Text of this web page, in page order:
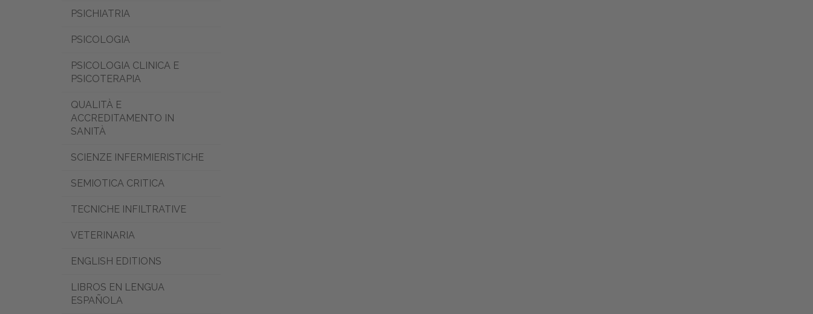
PSICHIATRIA
PSICOLOGIA
PSICOLOGIA CLINICA E
PSICOTERAPIA
QUALITÀ E
ACCREDITAMENTO IN
SANITÀ
SCIENZE INFERMIERISTICHE
SEMIOTICA CRITICA
TECNICHE INFILTRATIVE
VETERINARIA
ENGLISH EDITIONS
LIBROS EN LENGUA
ESPAÑOLA